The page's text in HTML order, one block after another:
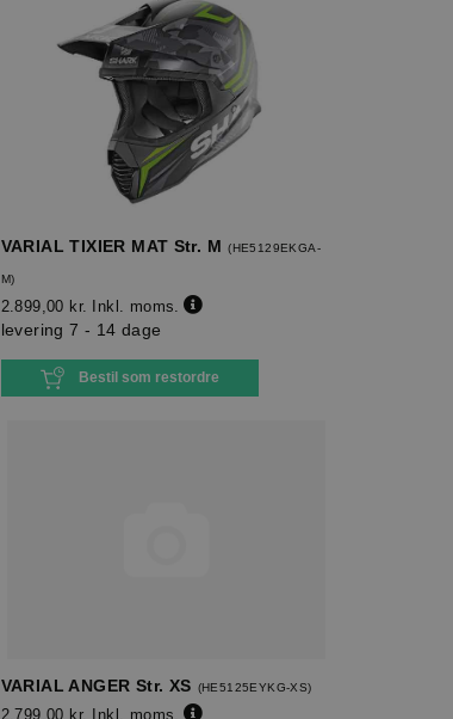
VARIAL TIXIER MAT Str. M (HE5129EKGA-
M)
2.899,00 kr.
Inkl. moms.
levering 7 - 14 dage
Bestil som restordre
VARIAL ANGER Str. XS (HE5125EYKG-XS)
2.799,00 kr.
Inkl. moms.